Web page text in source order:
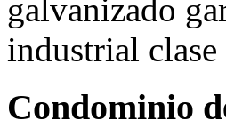
galvanizado
industrial clase
Condominio